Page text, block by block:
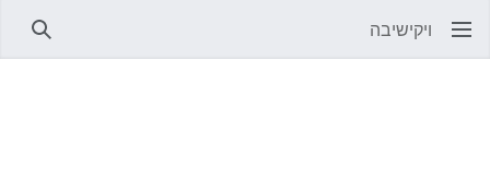
ויקישיבה